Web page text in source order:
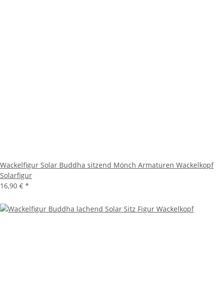
Wackelfigur Solar Buddha sitzend Mönch Armaturen Wackelkopf
Solarfigur
16,90 € *